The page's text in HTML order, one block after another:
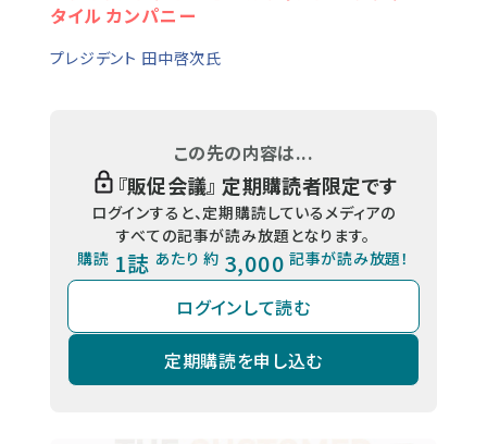
タイル カンパニー
プレジデント 田中啓次氏
この先の内容は...
『販促会議』 定期購読者限定です
ログインすると、定期購読しているメディアの
すべての記事が読み放題となります。
購読 1誌 あたり 約 3,000 記事が読み放題！
ログインして読む
定期購読を申し込む